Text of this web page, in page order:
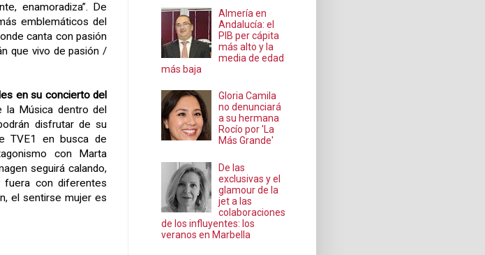
enamoradiza”. De
emblemáticos del
canta con pasión
que vivo de pasión /
en su concierto del
la Música dentro del
disfrutar de su
TVE1 en busca de
con Marta
seguirá calando,
fuera con diferentes
el sentirse mujer es
Almería en
Andalucía: el
PIB per cápita
más alto y la
media de edad
más baja
Gloria Camila
no denunciará
a su hermana
Rocío por 'La
Más Grande'
De las
exclusivas y el
glamour de la
jet a las
colaboraciones
de los influyentes: los
veranos en Marbella